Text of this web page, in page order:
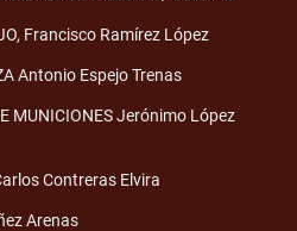
Francisco Ramírez López
Antonio Espejo Trenas
MUNICIONES Jerónimo López
Contreras Elvira
Arenas